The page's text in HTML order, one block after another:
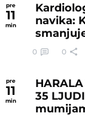
pre
11
min
navika:
0 0
pre
11
min
35